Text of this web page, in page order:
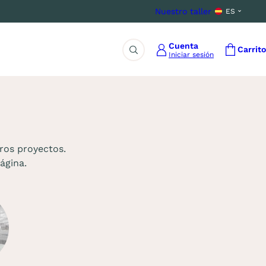
Nuestro taller ES
Buscar
Cuenta
Iniciar sesión
Carrito
proyectos.